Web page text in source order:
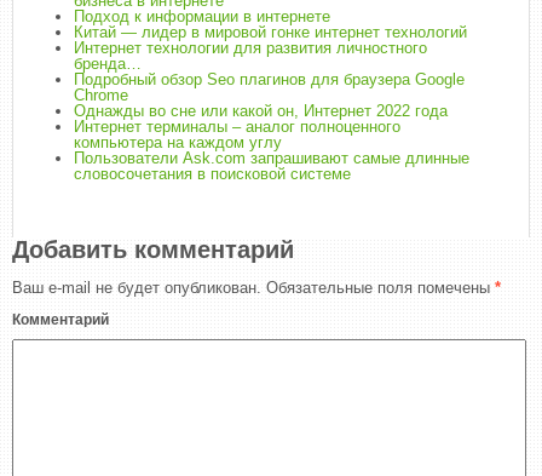
Подход к информации в интернете
Китай — лидер в мировой гонке интернет технологий
Интернет технологии для развития личностного
бренда…
Подробный обзор Seo плагинов для браузера Google
Chrome
Однажды во сне или какой он, Интернет 2022 года
Интернет терминалы – аналог полноценного
компьютера на каждом углу
Пользователи Ask.com запрашивают самые длинные
словосочетания в поисковой системе
Добавить комментарий
Ваш e-mail не будет опубликован. Обязательные поля помечены *
Комментарий